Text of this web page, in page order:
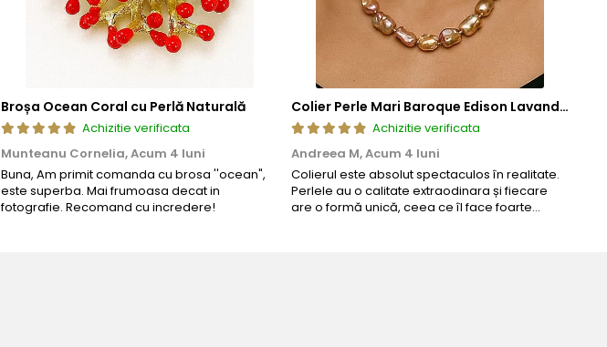
Broșa Ocean Coral cu Perlă Naturală
Achizitie verificata
Munteanu Cornelia,Acum 4 luni
Buna, Am primit comanda cu brosa ''ocean",
este superba. Mai frumoasa decat in
fotografie. Recomand cu incredere!
Colier Perle Mari Baroque Edison Lavandă, Calitatea AAA, Aur 14K | KASKADDA®
Achizitie verificata
Andreea M,Acum 4 luni
Colierul este absolut spectaculos în realitate.
Perlele au o calitate extraodinara și fiecare
are o formă unică, ceea ce îl face foarte